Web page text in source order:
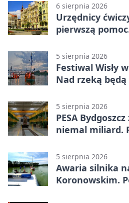
6 sierpnia 2026
Urzędnicy
pierwszą
5 sierpnia 2026
Festiwal Wisły
Nad rzeką
5 sierpnia 2026
PESA
niemal miliard.
5 sierpnia 2026
Awaria silnika
Koronowskim.